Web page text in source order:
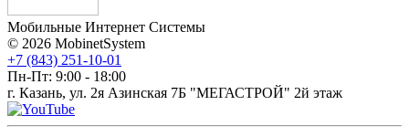
Мобильные Интернет Системы
© 2026 MobinetSystem
+7 (843) 251-10-01
Пн-Пт: 9:00 - 18:00
г. Казань, ул. 2я Азинская 7Б "МЕГАСТРОЙ" 2й этаж